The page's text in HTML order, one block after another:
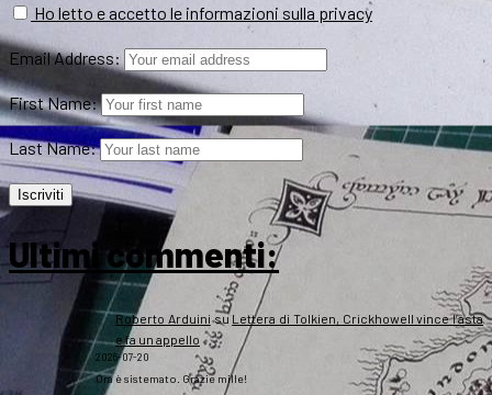
Ho letto e accetto le informazioni sulla privacy
Email Address:
First Name:
Last Name:
Ultimi commenti:
Roberto Arduinisu Lettera di Tolkien, Crickhowell vince l’asta
e fa un appello
2026-07-20
Ora è sistemato. Grazie mille!